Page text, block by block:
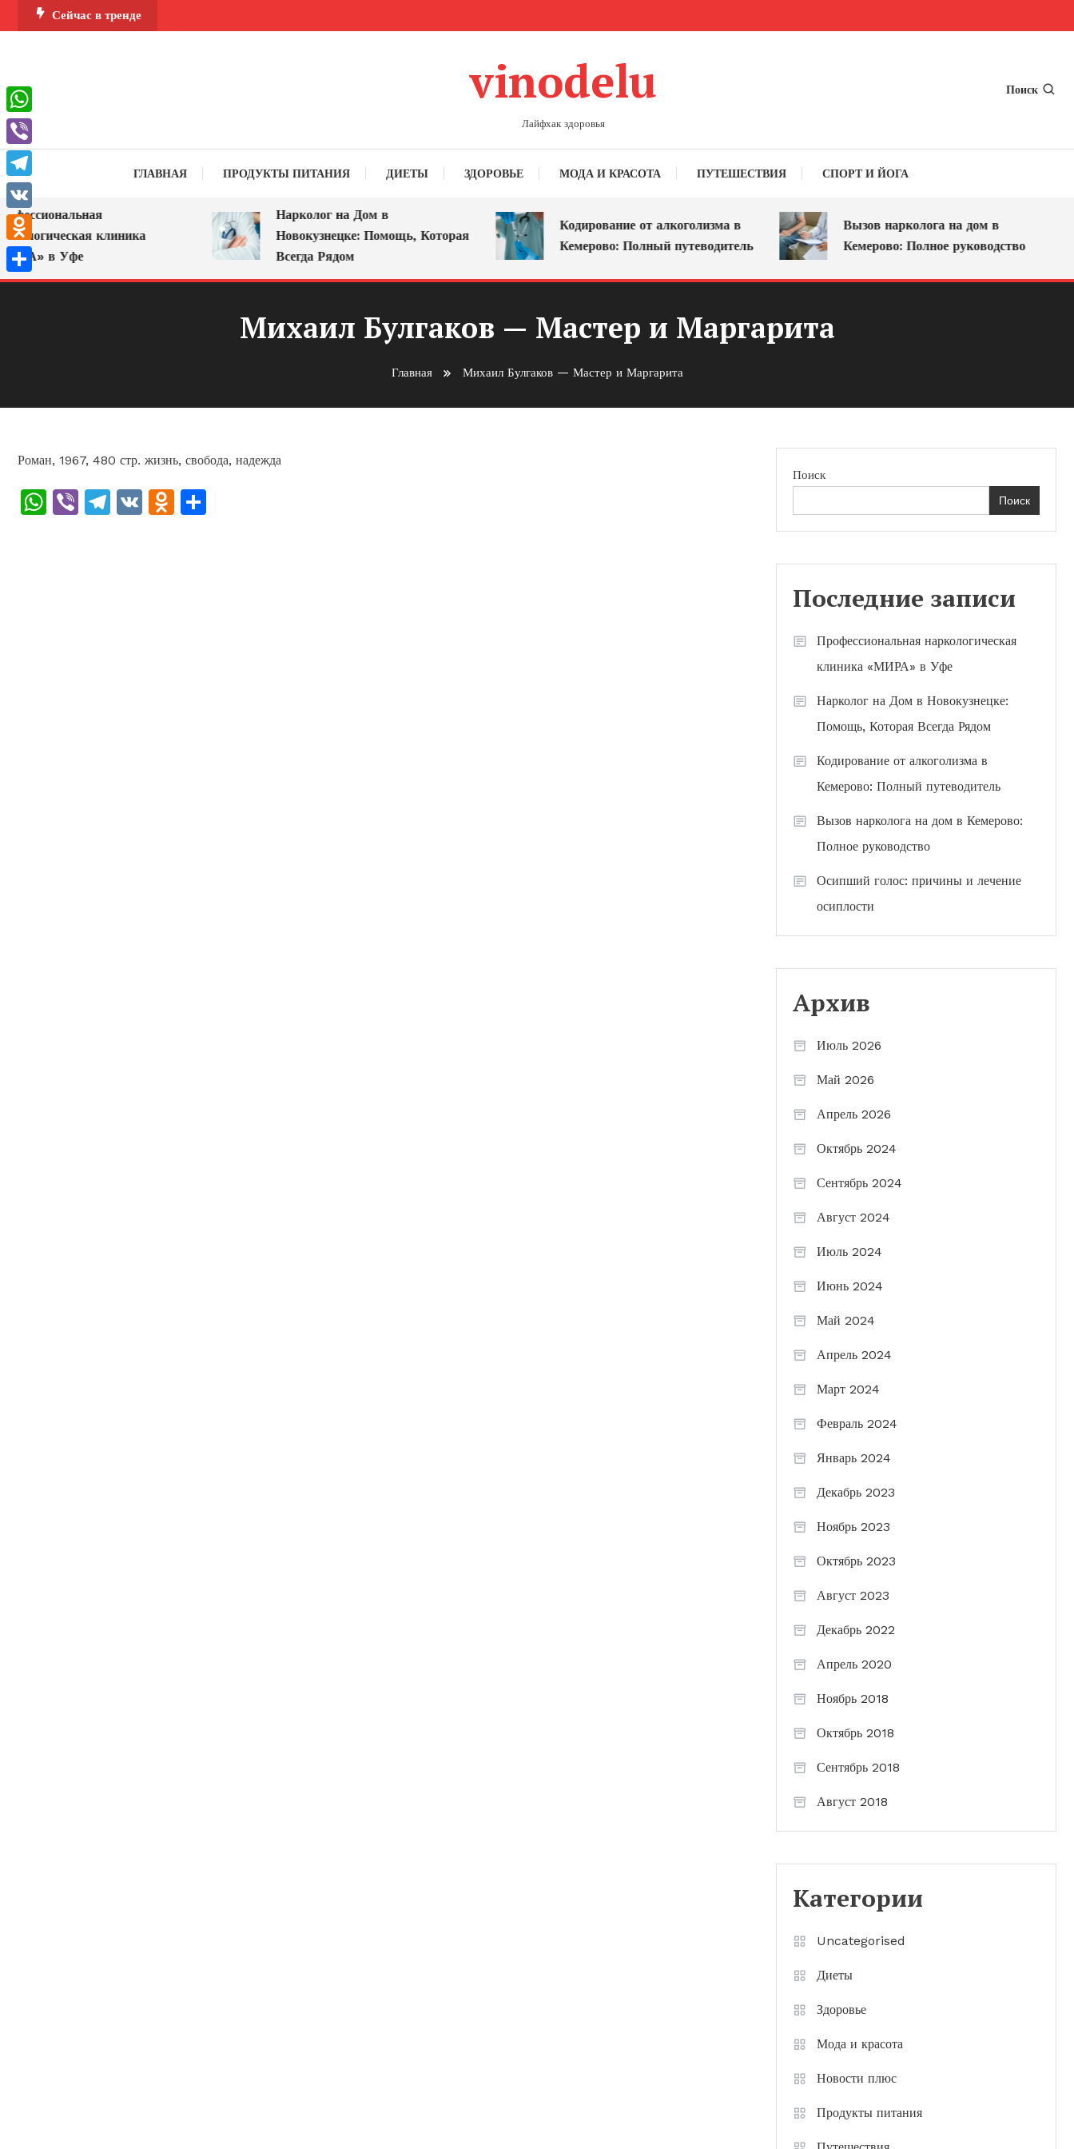
Перейти
к
Сейчас в тренде
vinodelu
Лайфхак здоровья
Поиск
ГЛАВНАЯ ПРОДУКТЫ ПИТАНИЯ ДИЕТЫ ЗДОРОВЬЕ МОДА И КРАСОТА ПУТЕШЕСТВИЯ СПОРТ И ЙОГА
клиника
в Уфе
Нарколог на Дом в
Новокузнецке: Помощь, Которая
Всегда Рядом
Кодирование от алкоголизма в
Кемерово: Полный путеводитель
Вызов нарколога на дом в
Кемерово: Полное руководство
Михаил Булгаков — Мастер и Маргарита
Главная Михаил Булгаков — Мастер и Маргарита
Роман, 1967, 480 стр. жизнь, свобода, надежда
WhatsApp
ViberTelegram
VK Odnoklassniki
Поиск
Поиск
Последние записи
Профессиональная наркологическая
клиника «МИРА» в Уфе
Нарколог на Дом в Новокузнецке:
Помощь, Которая Всегда Рядом
Кодирование от алкоголизма в
Кемерово: Полный путеводитель
Вызов нарколога на дом в Кемерово:
Полное руководство
Осипший голос: причины и лечение
осиплости
Архив
Июль 2026
Май 2026
Апрель 2026
Октябрь 2024
Сентябрь 2024
Август 2024
Июль 2024
Июнь 2024
Май 2024
Апрель 2024
Март 2024
Февраль 2024
Январь 2024
Декабрь 2023
Ноябрь 2023
Октябрь 2023
Август 2023
Декабрь 2022
Апрель 2020
Ноябрь 2018
Октябрь 2018
Сентябрь 2018
Август 2018
Категории
Uncategorised
Диеты
Здоровье
Мода и красота
Новости плюс
Продукты питания
WhatsApp
Viber
Telegram
VK
Odnoklassniki
Отправить